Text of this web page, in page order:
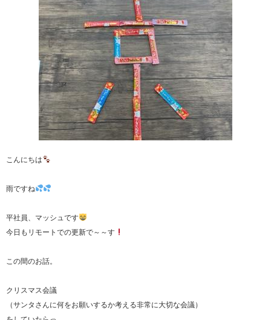
こんにちは
雨ですね
平社員、マッシュです
今日もリモートでの更新で～～す
この間のお話。
クリスマス会議
（サンタさんに何をお願いするか考える非常に大切な会議）